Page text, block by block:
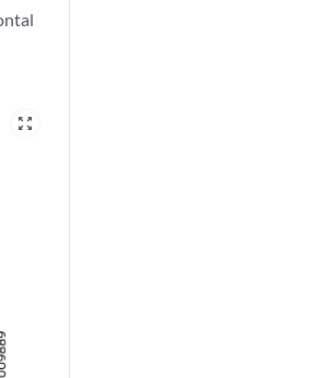
zoom_out_map